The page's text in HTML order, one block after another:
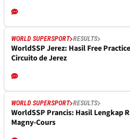
WORLD SUPERSPORT RESULTS
WorldSSP Jerez: Hasil Free
Circuito de Jerez
WORLD SUPERSPORT RESULTS
WorldSSP Prancis: Hasil Lengkap
Magny-Cours